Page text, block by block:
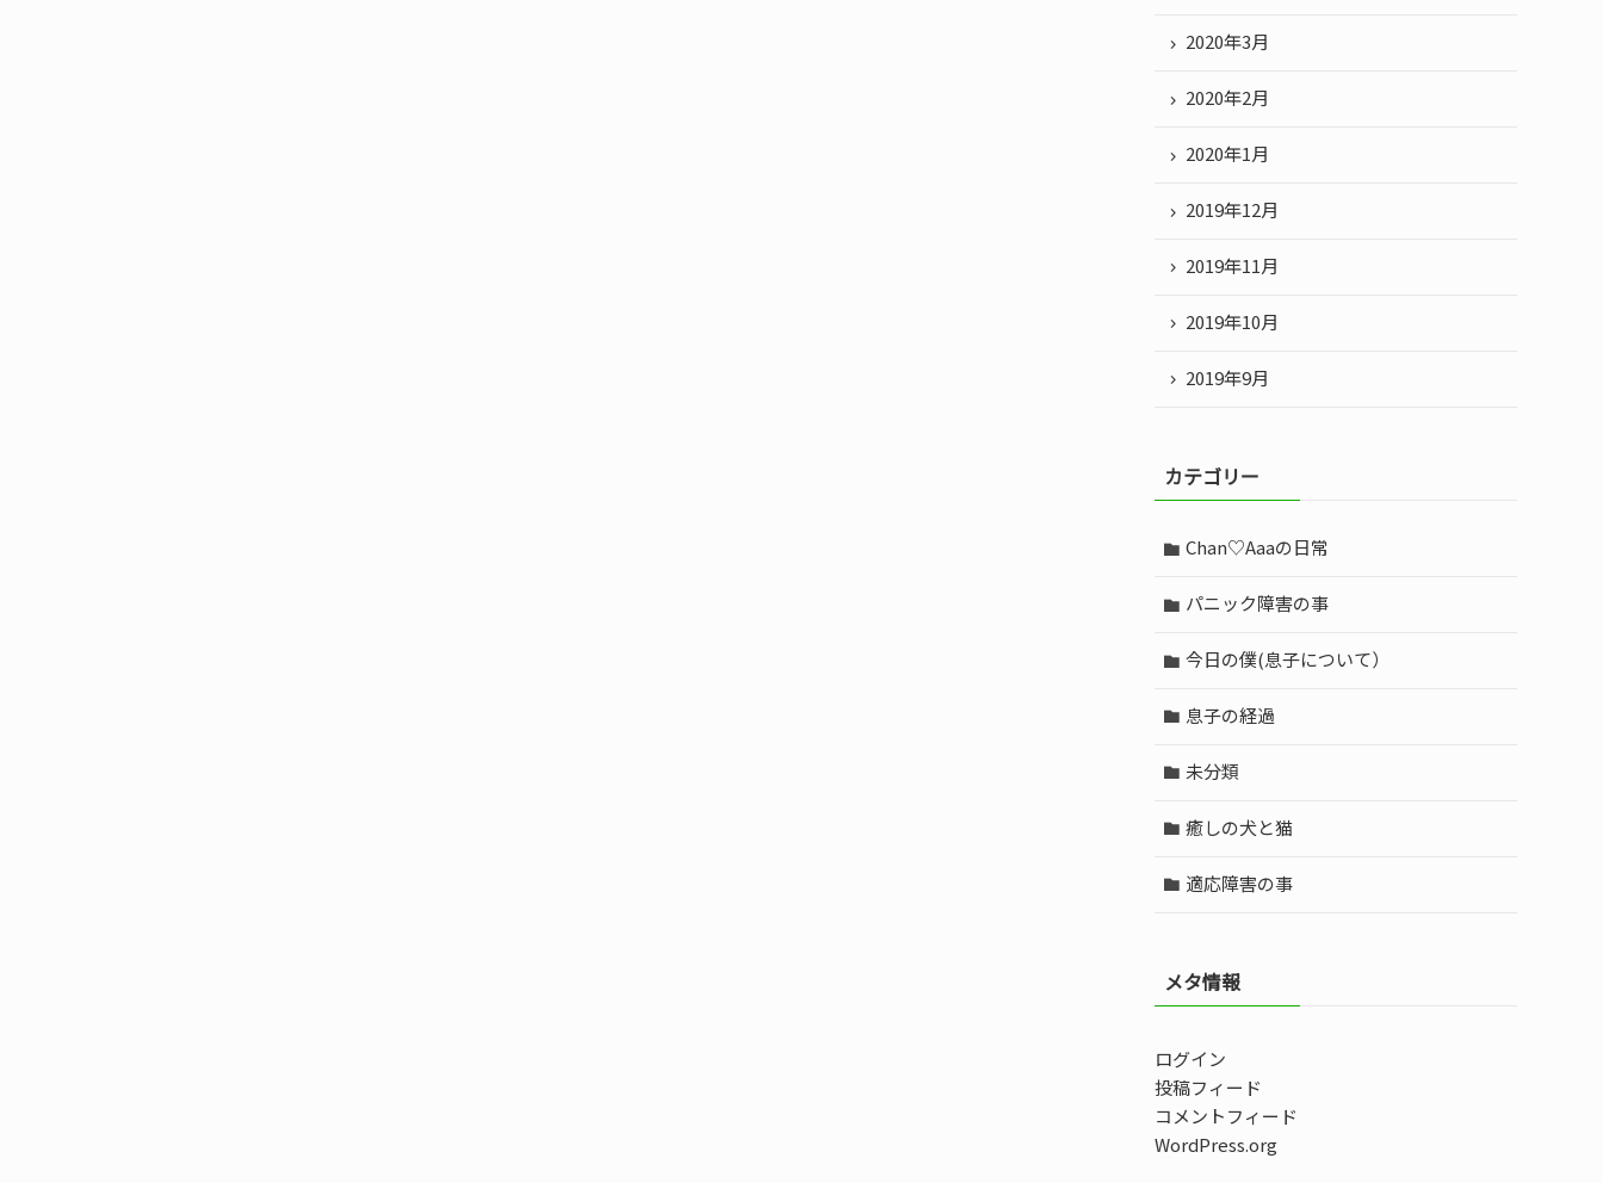
2020年3月
2020年2月
2020年1月
2019年12月
2019年11月
2019年10月
2019年9月
カテゴリー
Chan♡Aaaの日常
パニック障害の事
今日の僕(息子について）
息子の経過
未分類
癒しの犬と猫
適応障害の事
メタ情報
ログイン
投稿フィード
コメントフィード
WordPress.org